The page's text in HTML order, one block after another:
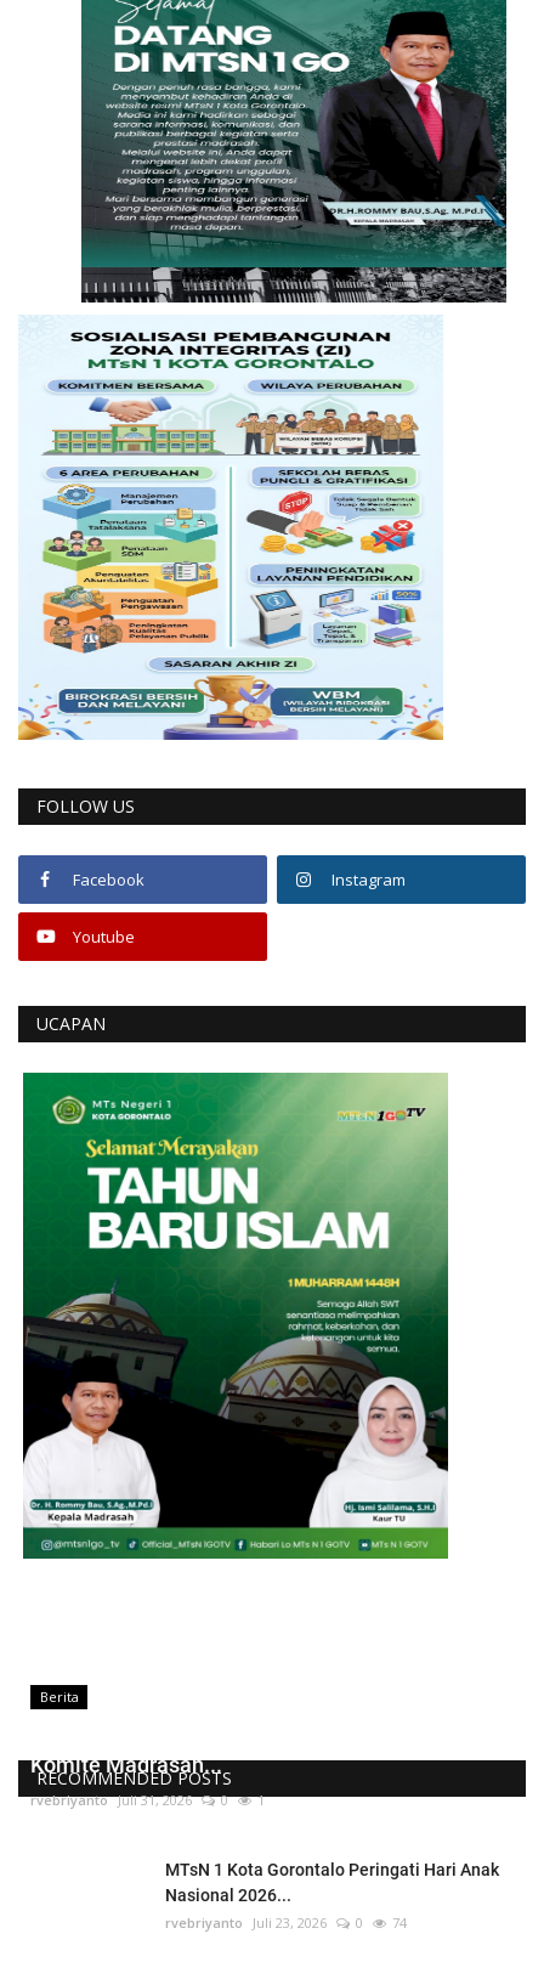
FOLLOW US
Facebook Instagram
Youtube
UCAPAN
RECOMMENDED POSTS
Berita
Komite Madrasah...
rvebriyanto Juli 31, 2026 0 1
MTsN 1 Kota Gorontalo Peringati Hari Anak
Nasional 2026...
rvebriyanto Juli 23, 2026 0 74